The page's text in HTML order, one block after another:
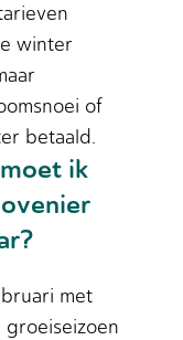
winter
of
betaald.
ik
met